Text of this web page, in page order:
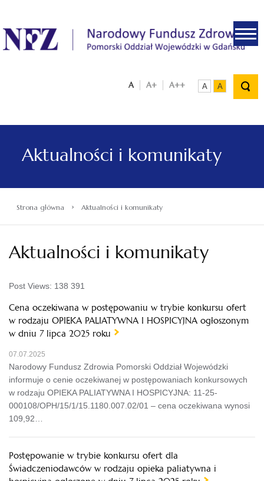
.
A A+ A++ A A
Aktualności i komunikaty
Strona główna › Aktualności i komunikaty
Aktualności i komunikaty
Post Views: 138 391
Cena oczekiwana w postępowaniu w trybie konkursu ofert
w rodzaju OPIEKA PALIATYWNA I HOSPICYJNA ogłoszonym
w dniu 7 lipca 2025 roku
07.07.2025
Narodowy Fundusz Zdrowia Pomorski Oddział Wojewódzki
informuje o cenie oczekiwanej w postępowaniach konkursowych
w rodzaju OPIEKA PALIATYWNA I HOSPICYJNA: 11-25-
000108/OPH/15/1/15.1180.007.02/01 – cena oczekiwana wynosi
109,92…
Postępowanie w trybie konkursu ofert dla
Świadczeniodawców w rodzaju opieka paliatywna i